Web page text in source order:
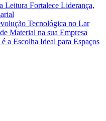
Leitura Fortalece Liderança,
Tecnológica no Lar
Material na sua Empresa
a Escolha Ideal para Espaços